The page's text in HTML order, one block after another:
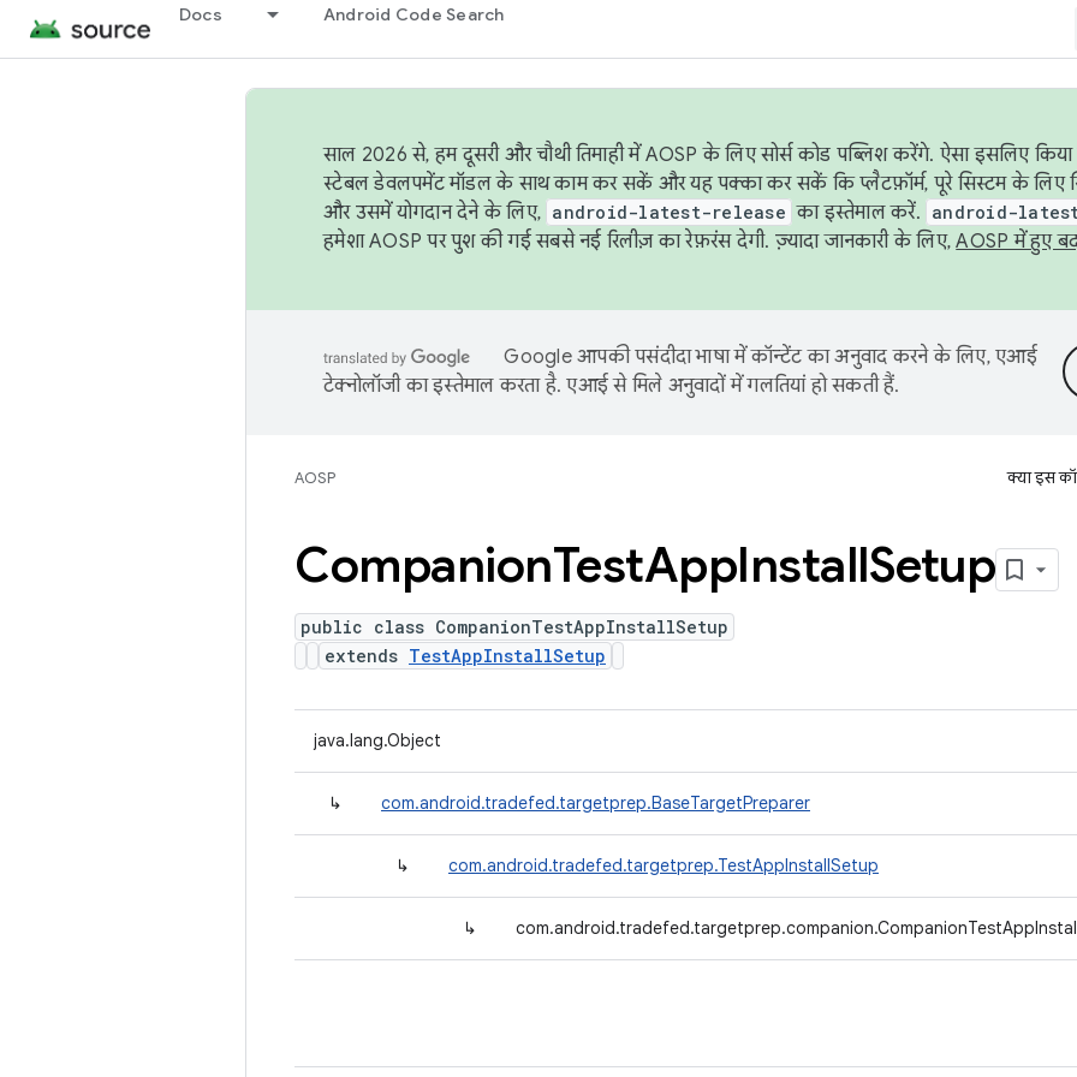
Docs Android Code Search
साल 2026 से, हम दूसरी और चौथी तिमाही में AOSP के लिए सोर्स कोड पब्लिश करेंगे. ऐसा इसलिए
स्टेबल डेवलपमेंट मॉडल के साथ काम कर सकें और यह पक्का कर सकें कि प्लैटफ़ॉर्म, पूरे सिस्टम के लिए
और उसमें योगदान देने के लिए, android-latest-release का इस्तेमाल करें. android-
हमेशा AOSP पर पुश की गई सबसे नई रिलीज़ का रेफ़रंस देगी. ज़्यादा जानकारी के लिए,AOSP में हुए
Google आपकी पसंदीदा भाषा में कॉन्टेंट का अनुवाद करने के लिए, एआई
टेक्नोलॉजी का इस्तेमाल करता है. एआई से मिले अनुवादों में गलतियां हो सकती हैं.
AOSP क्या इस
CompanionTestAppInstallSetup
public class CompanionTestAppInstallSetup
extends TestAppInstallSetup
java.lang.Object
↳ com.android.tradefed.targetprep.BaseTargetPreparer
↳ com.android.tradefed.targetprep.TestAppInstallSetup
↳